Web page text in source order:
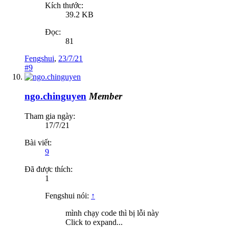
Kích thước:
39.2 KB
Đọc:
81
Fengshui, 23/7/21
#9
ngo.chinguyen Member
Tham gia ngày:
17/7/21
Bài viết:
9
Đã được thích:
1
Fengshui nói: ↑
mình chạy code thì bị lỗi này
Click to expand...